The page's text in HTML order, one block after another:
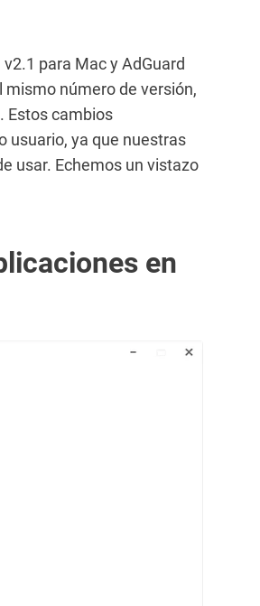
para Mac y AdGuard
número de versión,
Estos cambios
usuario, ya que nuestras
usar. Echemos un vistazo
en